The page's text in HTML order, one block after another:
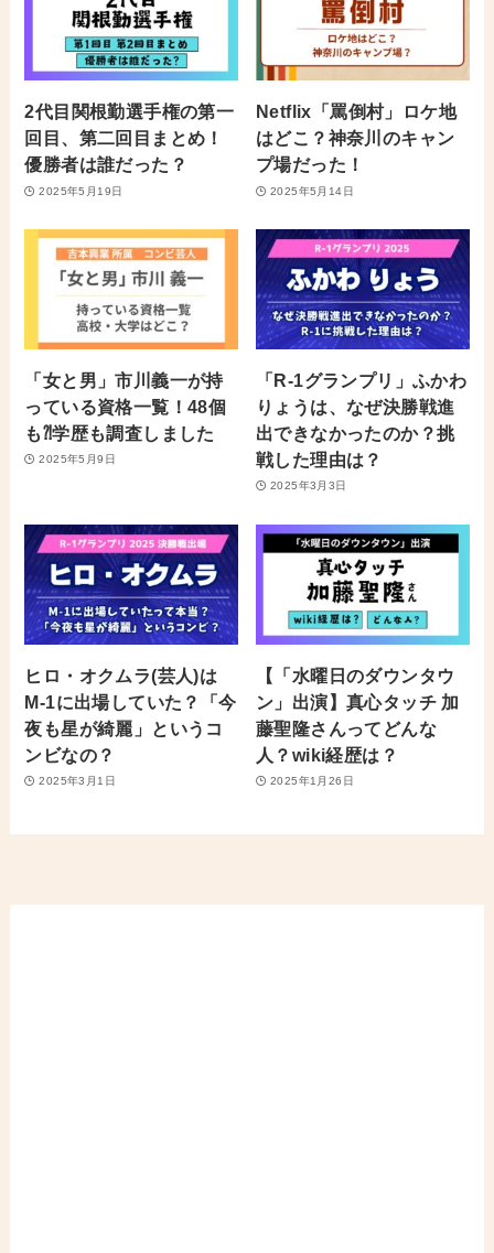
2代目関根勤選手権の第一
回目、第二回目まとめ！
優勝者は誰だった？
2025年5月19日
Netflix「罵倒村」ロケ地
はどこ？神奈川のキャン
プ場だった！
2025年5月14日
「女と男」市川義一が持
っている資格一覧！48個
も⁈学歴も調査しました
2025年5月9日
「R-1グランプリ」ふかわ
りょうは、なぜ決勝戦進
出できなかったのか？挑
戦した理由は？
2025年3月3日
ヒロ・オクムラ(芸人)は
M-1に出場していた？「今
夜も星が綺麗」というコ
ンビなの？
2025年3月1日
【「水曜日のダウンタウ
ン」出演】真心タッチ 加
藤聖隆さんってどんな
人？wiki経歴は？
2025年1月26日